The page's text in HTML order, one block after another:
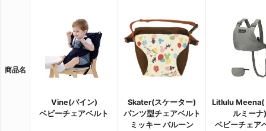
商品名
Vine(バイン)
ベビーチェアベルト
Skater(スケーター)
パンツ型チェアベルト
ミッキー バルーン
Litlulu Meena(
ルミーナ)
ベビーチェア